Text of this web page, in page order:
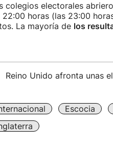
colegios electorales
22:00 horas (las 23:00
La mayoría de los
Reino Unido afronta unas
Escocia